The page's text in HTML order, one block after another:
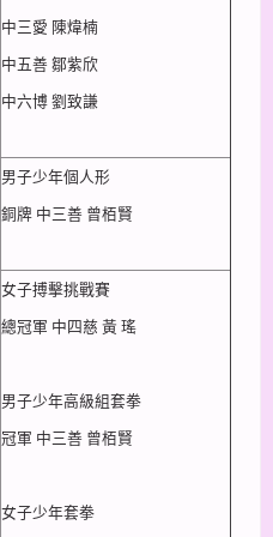
中三愛 陳煒楠
中五善 鄒紫欣
中六博 劉致謙
男子少年個人形
銅牌 中三善 曾栢賢
女子搏擊挑戰賽
總冠軍 中四慈 黃 瑤
男子少年高級組套拳
冠軍 中三善 曾栢賢
女子少年套拳